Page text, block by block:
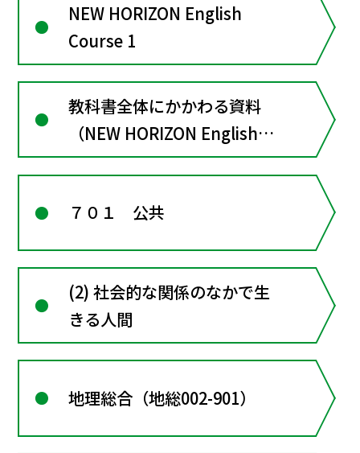
NEW HORIZON English
Course 1
教科書全体にかかわる資料
（NEW HORIZON English
Course１）
７０１ 公共
(2) 社会的な関係のなかで生
きる人間
地理総合（地総002-901）